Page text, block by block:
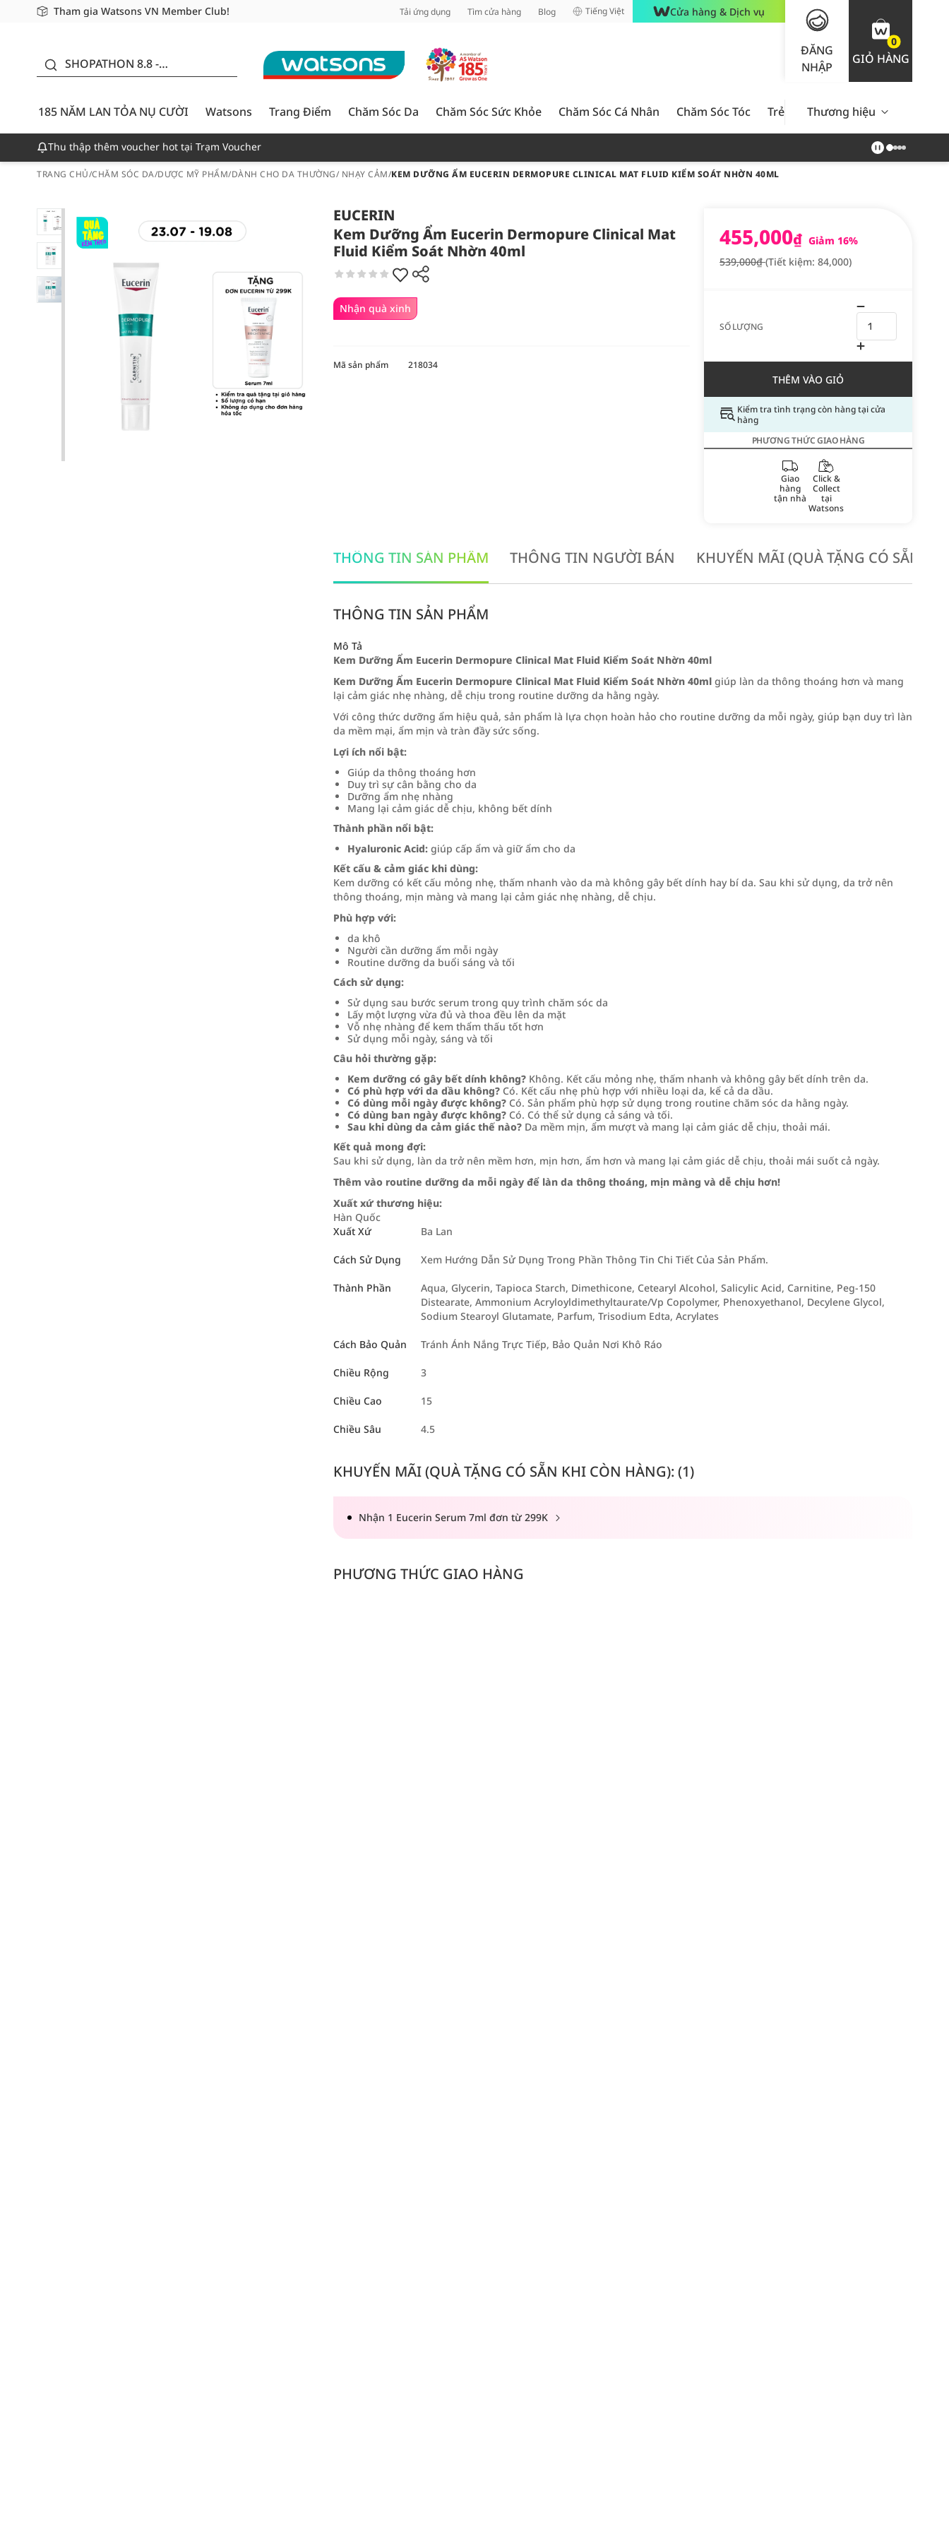
Tham gia Watsons VN Member Club!
Miễn phí giao hàng cho đơn hàng từ 249,000Đ
Giao hàng nhanh 24h - Áp dụng khu vực TP. Hồ Chí Minh Tải ứng dụng Tìm cửa hàng Blog Tiếng Việt Cửa hàng & Dịch vụ
ĐĂNG
NHẬP
0
GIỎ HÀNG
SHOPATHON 8.8 -
CƯỜI - GIẢM ĐẾN
50%
185 NĂM LAN TỎA NỤ CƯỜI
Watsons Trang Điểm Chăm Sóc Da Chăm Sóc Sức Khỏe Chăm Sóc Cá Nhân Chăm Sóc Tóc Trẻ Em Nam Giới Chăm Sóc
Thương hiệu
Thu thập thêm voucher hot tại Trạm Voucher
TRANG CHỦ/CHĂM SÓC DA/DƯỢC MỸ PHẨM/DÀNH CHO DA THƯỜNG/ NHẠY CẢM/KEM DƯỠNG ẨM EUCERIN DERMOPURE CLINICAL MAT FLUID KIỂM SOÁT NHỜN 40ML
EUCERIN
Kem Dưỡng Ẩm Eucerin Dermopure Clinical Mat
Fluid Kiểm Soát Nhờn 40ml
Nhận quà xinh
455,000₫ Giảm 16%
539,000₫(Tiết kiệm: 84,000)
SỐ LƯỢNG
THÊM VÀO GIỎ
Kiểm tra tình trạng còn hàng tại cửa
hàng
PHƯƠNG THỨC GIAO HÀNG
Giao
hàng
tận nhà
Click &
Collect
tại
Watsons
Mã sản phẩm 218034
THÔNG TIN SẢN PHẨM THÔNG TIN NGƯỜI BÁN KHUYẾN MÃI (QUÀ TẶNG CÓ SẴN
THÔNG TIN SẢN PHẨM
Mô Tả
Kem Dưỡng Ẩm Eucerin Dermopure Clinical Mat Fluid Kiểm Soát Nhờn 40ml
Kem Dưỡng Ẩm Eucerin Dermopure Clinical Mat Fluid Kiểm Soát Nhờn 40ml giúp làn da thông thoáng hơn và mang
lại cảm giác nhẹ nhàng, dễ chịu trong routine dưỡng da hằng ngày.
Với công thức dưỡng ẩm hiệu quả, sản phẩm là lựa chọn hoàn hảo cho routine dưỡng da mỗi ngày, giúp bạn duy trì làn
da mềm mại, ẩm mịn và tràn đầy sức sống.
Lợi ích nổi bật:
Giúp da thông thoáng hơn
Duy trì sự cân bằng cho da
Dưỡng ẩm nhẹ nhàng
Mang lại cảm giác dễ chịu, không bết dính
Thành phần nổi bật:
Hyaluronic Acid: giúp cấp ẩm và giữ ẩm cho da
Kết cấu & cảm giác khi dùng:
Kem dưỡng có kết cấu mỏng nhẹ, thấm nhanh vào da mà không gây bết dính hay bí da. Sau khi sử dụng, da trở nên
thông thoáng, mịn màng và mang lại cảm giác nhẹ nhàng, dễ chịu.
Phù hợp với:
da khô
Người cần dưỡng ẩm mỗi ngày
Routine dưỡng da buổi sáng và tối
Cách sử dụng:
Sử dụng sau bước serum trong quy trình chăm sóc da
Lấy một lượng vừa đủ và thoa đều lên da mặt
Vỗ nhẹ nhàng để kem thẩm thấu tốt hơn
Sử dụng mỗi ngày, sáng và tối
Câu hỏi thường gặp:
Kem dưỡng có gây bết dính không? Không. Kết cấu mỏng nhẹ, thấm nhanh và không gây bết dính trên da.
Có phù hợp với da dầu không? Có. Kết cấu nhẹ phù hợp với nhiều loại da, kể cả da dầu.
Có dùng mỗi ngày được không? Có. Sản phẩm phù hợp sử dụng trong routine chăm sóc da hằng ngày.
Có dùng ban ngày được không? Có. Có thể sử dụng cả sáng và tối.
Sau khi dùng da cảm giác thế nào? Da mềm mịn, ẩm mượt và mang lại cảm giác dễ chịu, thoải mái.
Kết quả mong đợi:
Sau khi sử dụng, làn da trở nên mềm hơn, mịn hơn, ẩm hơn và mang lại cảm giác dễ chịu, thoải mái suốt cả ngày.
Thêm vào routine dưỡng da mỗi ngày để làn da thông thoáng, mịn màng và dễ chịu hơn!
Xuất xứ thương hiệu:
Hàn Quốc
Xuất Xứ
Ba Lan
Cách Sử Dụng Xem Hướng Dẫn Sử Dụng Trong Phần Thông Tin Chi Tiết Của Sản Phẩm.
Thành Phần
Aqua, Glycerin, Tapioca Starch, Dimethicone, Cetearyl Alcohol, Salicylic Acid, Carnitine, Peg-150
Distearate, Ammonium Acryloyldimethyltaurate/Vp Copolymer, Phenoxyethanol, Decylene Glycol,
Sodium Stearoyl Glutamate, Parfum, Trisodium Edta, Acrylates
Cách Bảo Quản Tránh Ánh Nắng Trực Tiếp, Bảo Quản Nơi Khô Ráo
Chiều Rộng 3
Chiều Cao 15
Chiều Sâu 4.5
KHUYẾN MÃI (QUÀ TẶNG CÓ SẴN KHI CÒN HÀNG): (1)
Nhận 1 Eucerin Serum 7ml đơn từ 299K
PHƯƠNG THỨC GIAO HÀNG